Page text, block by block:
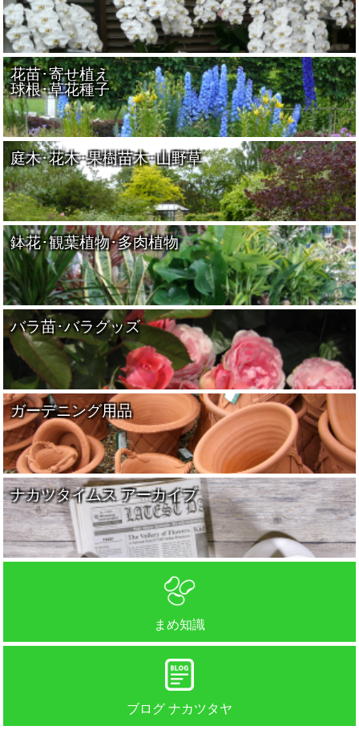
花苗･寄せ植え
球根･草花種子
庭木･花木･果樹苗木･山野草
鉢花･観葉植物･多肉植物
バラ苗･バラグッズ
ガーデニング用品
ナカツタイムス アーカイブ
まめ知識
ブログ ナカツタヤ